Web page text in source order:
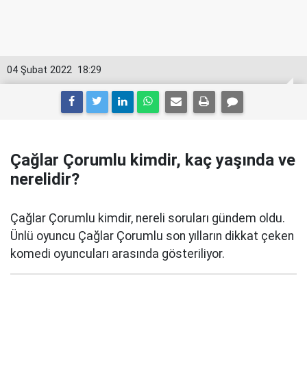
18:29
04 Şubat 2022
Çağlar Çorumlu kimdir, kaç yaşında ve
nerelidir?
Çağlar Çorumlu kimdir, nereli soruları gündem oldu.
Ünlü oyuncu Çağlar Çorumlu son yılların dikkat çeken
komedi oyuncuları arasında gösteriliyor.